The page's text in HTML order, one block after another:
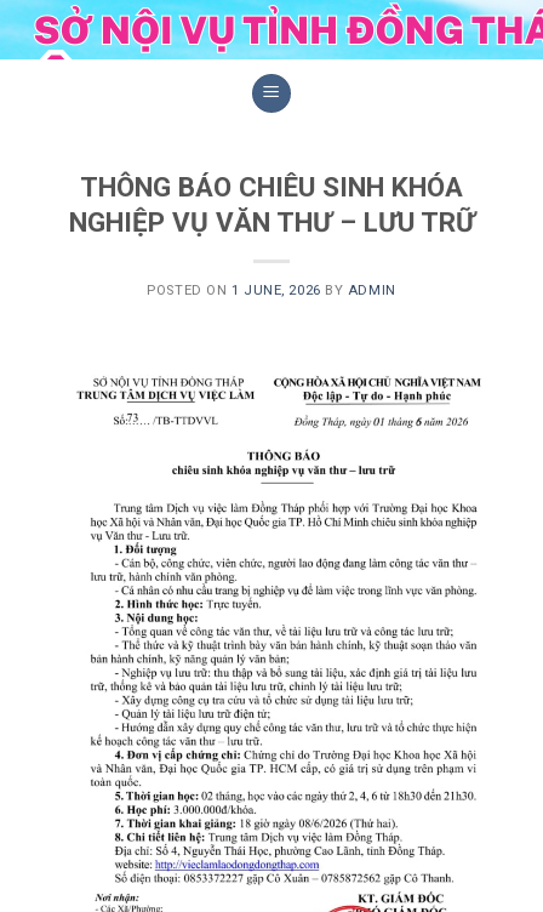
Skip
to
THÔNG BÁO CHIÊU SINH KHÓA
NGHIỆP VỤ VĂN THƯ – LƯU TRỮ
POSTED ON 1 JUNE, 2026 BY ADMIN